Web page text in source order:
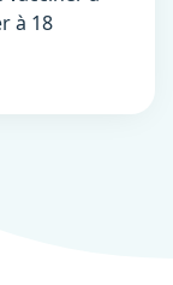
à 18